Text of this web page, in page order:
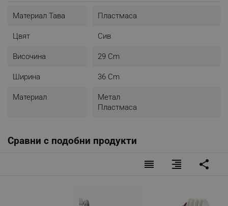
Материал Тава Пластмаса
Цвят Сив
Височина 29 Cm
Ширина 36 Cm
Материал
Метал
Пластмаса
Сравни с подобни продукти
reorder format_align_right share